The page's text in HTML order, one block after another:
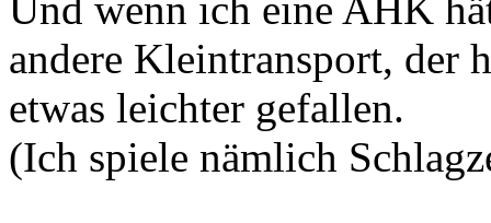
andere Kleintransport, der
etwas leichter gefallen.
(Ich spiele nämlich